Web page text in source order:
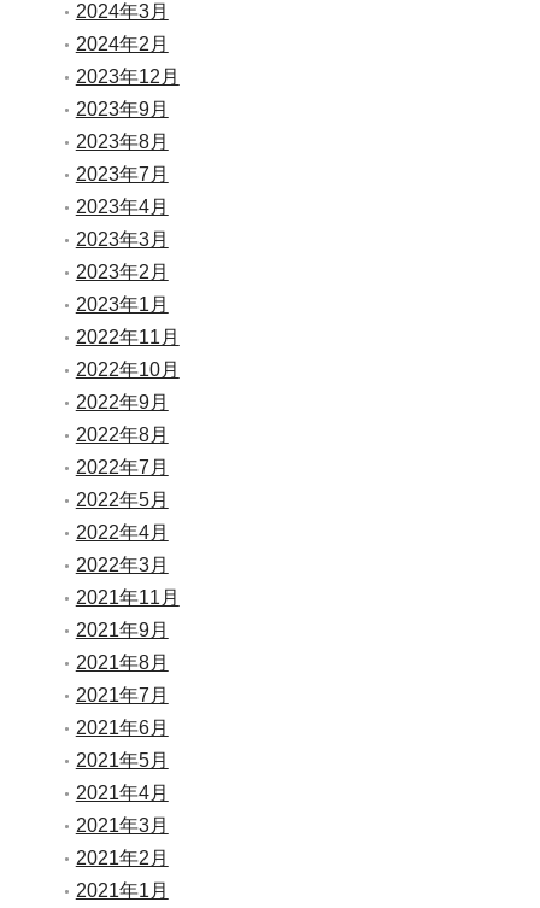
2024年3月
2024年2月
2023年12月
2023年9月
2023年8月
2023年7月
2023年4月
2023年3月
2023年2月
2023年1月
2022年11月
2022年10月
2022年9月
2022年8月
2022年7月
2022年5月
2022年4月
2022年3月
2021年11月
2021年9月
2021年8月
2021年7月
2021年6月
2021年5月
2021年4月
2021年3月
2021年2月
2021年1月